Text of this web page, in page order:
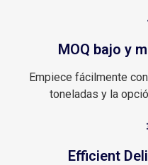
MOQ bajo y
Empiece fácilmente
toneladas y la
Efficient